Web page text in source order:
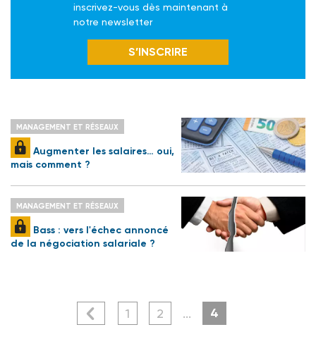
inscrivez-vous dès maintenant à
notre newsletter
S’INSCRIRE
MANAGEMENT ET RÉSEAUX
Augmenter les salaires… oui,
mais comment ?
MANAGEMENT ET RÉSEAUX
Bass : vers l'échec annoncé
de la négociation salariale ?
1 2 ... 4